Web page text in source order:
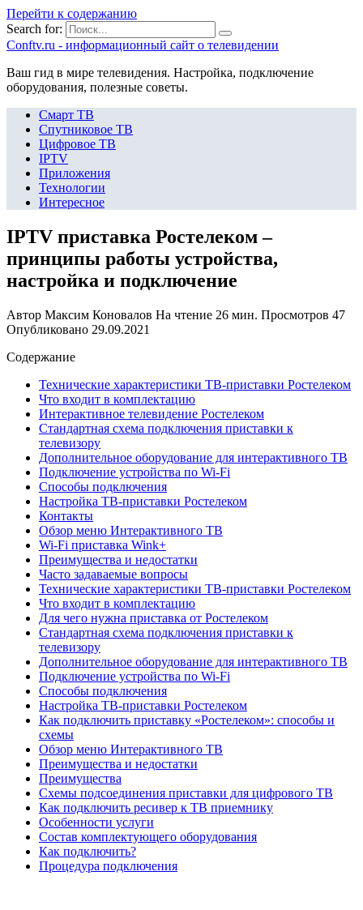
Перейти к содержанию
Search for:
Сonftv.ru - информационный сайт о телевидении
Ваш гид в мире телевидения. Настройка, подключение
оборудования, полезные советы.
Смарт ТВ
Спутниковое ТВ
Цифровое ТВ
IPTV
Приложения
Технологии
Интересное
IPTV приставка Ростелеком –
принципы работы устройства,
настройка и подключение
Автор Максим Коновалов На чтение 26 мин. Просмотров 47
Опубликовано 29.09.2021
Содержание
Технические характеристики ТВ-приставки Ростелеком
Что входит в комплектацию
Интерактивное телевидение Ростелеком
Стандартная схема подключения приставки к
телевизору
Дополнительное оборудование для интерактивного ТВ
Подключение устройства по Wi-Fi
Способы подключения
Настройка ТВ-приставки Ростелеком
Контакты
Обзор меню Интерактивного ТВ
Wi-Fi приставка Wink+
Преимущества и недостатки
Часто задаваемые вопросы
Технические характеристики ТВ-приставки Ростелеком
Что входит в комплектацию
Для чего нужна приставка от Ростелеком
Стандартная схема подключения приставки к
телевизору
Дополнительное оборудование для интерактивного ТВ
Подключение устройства по Wi-Fi
Способы подключения
Настройка ТВ-приставки Ростелеком
Как подключить приставку «Ростелеком»: способы и
схемы
Обзор меню Интерактивного ТВ
Преимущества и недостатки
Преимущества
Схемы подсоединения приставки для цифрового ТВ
Как подключить ресивер к ТВ приемнику
Особенности услуги
Состав комплектующего оборудования
Как подключить?
Процедура подключения